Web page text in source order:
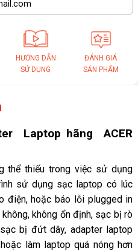
HƯỚNG DẪN
SỬ DỤNG
ĐÁNH GIÁ
SẢN PHẨM
Laptop hãng ACER
thể thiếu trong việc sử dụng
sử dụng sạc laptop có lúc
điện, hoặc báo lỗi plugged in
không ổn định, sạc bị rò
bị đứt dây, adapter laptop
làm laptop quá nóng hơn